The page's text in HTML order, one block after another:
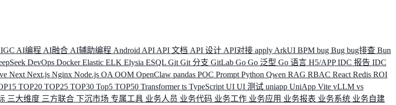
AI编程 AI融合 AI辅助编程 Android API API 文档 API 设计 API对接 apply ArkUI BPM bug Bug bug排查 Bun
DevOps DockerElastic ELK Elysia ESQL Git Git 分支 GitLab Go Go 泛型 Go 语言 H5/APPIDC 报告 IDC
Next Next.js Nginx Node.js OA OOM OpenClaw pandas POC Prompt Python Qwen RAG RBAC React Redis ROI
TOP20 TOP25 TOP30 Top5 TOP50 Transformerts TypeScript UI UI 测试 uniapp UniApp Vite vLLM vs
三大维度 三方联合 下沉市场 专属工具 业务人员 业务代码 业务工作 业务应用 业务报表 业务系统 业务自建